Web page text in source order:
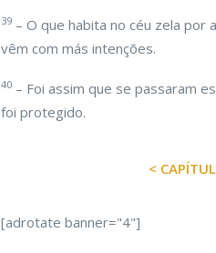
39 – O que habita no céu zela
vêm com más intenções.
40 – Foi assim que se passaram
foi protegido.
<
[adrotate banner="4"]